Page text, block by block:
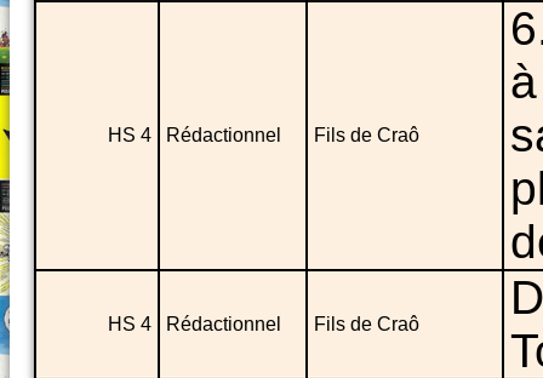
HS 4 Rédactionnel Fils de Craô
HS 4 Rédactionnel Fils de Craô